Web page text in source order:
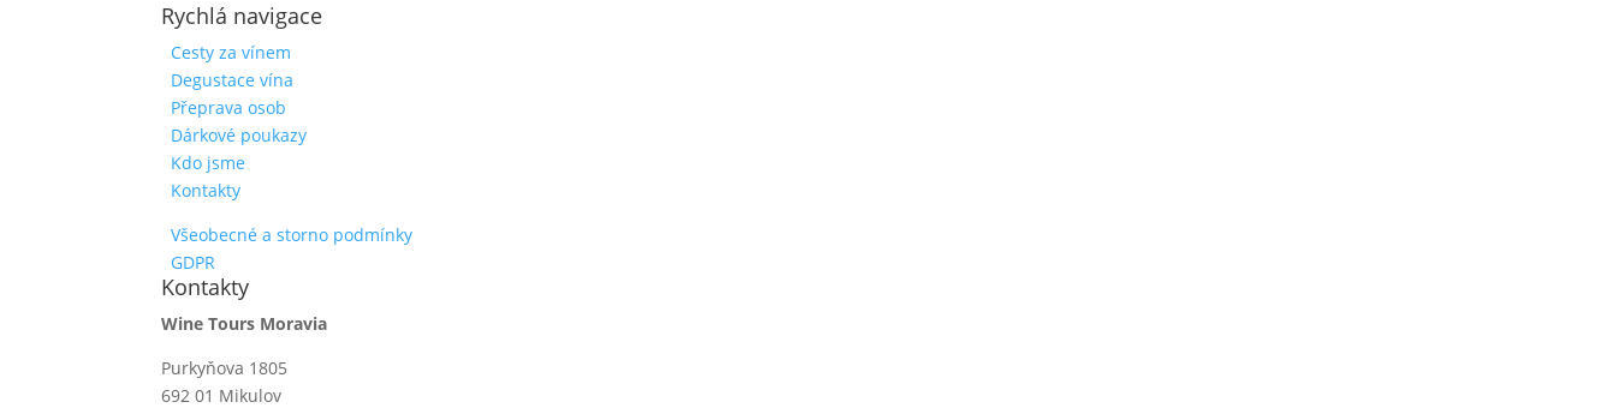
Rychlá navigace
Cesty za vínem
Degustace vína
Přeprava osob
Dárkové poukazy
Kdo jsme
Kontakty
Všeobecné a storno podmínky
GDPR
Kontakty
Wine Tours Moravia
Purkyňova 1805
692 01 Mikulov